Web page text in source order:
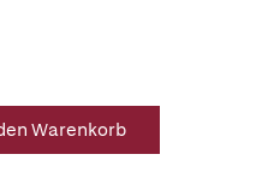
Warenkorb